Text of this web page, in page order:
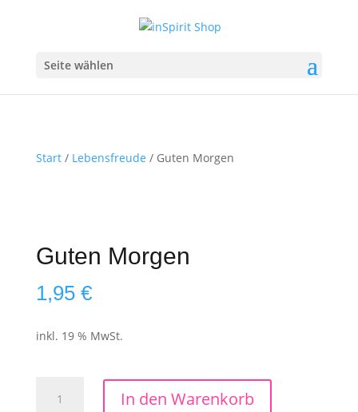
Seite wählen
Start/ Lebensfreude / Guten Morgen
Guten Morgen
1,95 €
inkl. 19 % MwSt.
Morgen
In den Warenkorb